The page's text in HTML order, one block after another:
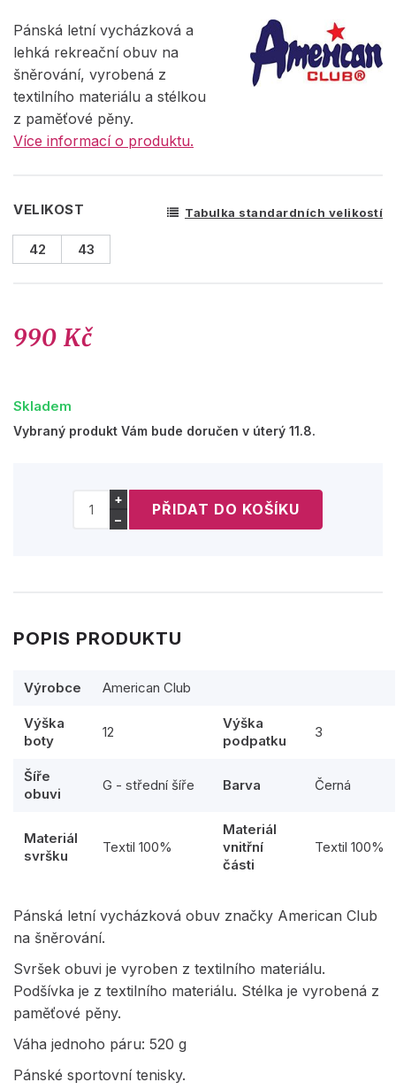
Pánská letní vycházková a
lehká rekreační obuv na
šněrování, vyrobená z
textilního materiálu a stélkou
z paměťové pěny.
Více informací o produktu.
VELIKOST Tabulka standardních velikostí
42 43
990 Kč
Skladem
Vybraný produkt Vám bude doručen v úterý 11.8.
+
−
POPIS PRODUKTU
Výrobce American Club
Výška
boty
12
Výška
podpatku
3
Šíře
obuvi
G - střední šíře Barva Černá
Materiál
svršku
Textil 100%
Materiál
vnitřní
části
Textil 100%
Pánská letní vycházková obuv značky American Club
na šněrování.
Svršek obuvi je vyroben z textilního materiálu.
Podšívka je z textilního materiálu. Stélka je vyrobená z
paměťové pěny.
Váha jednoho páru: 520 g
Pánské sportovní tenisky.